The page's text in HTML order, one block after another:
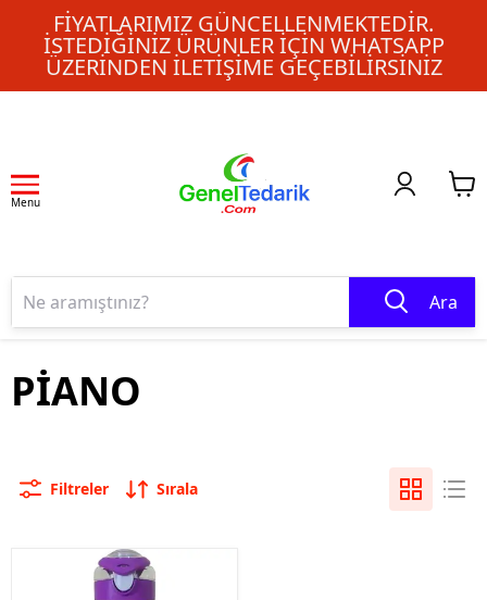
FIYATLARIMIZ GÜNCELLENMEKTEDIR.
İSTEDIĞINIZ ÜRÜNLER IÇIN WHATSAPP
ÜZERINDEN ILETIŞIME GEÇEBILIRSINIZ
Menu
Ara
PİANO
Filtreler Sırala